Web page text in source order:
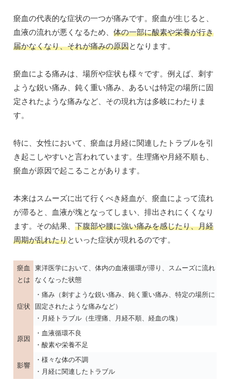
瘀血の代表的な症状の一つが痛みです。瘀血が生じると、
血液の流れが悪くなるため、 体の一部に酸素や栄養が行き
届かなくなり、それが痛みの原因となります。
瘀血による痛みは、場所や症状も様々です。例えば、刺す
ような鋭い痛み、鈍く重い痛み、あるいは特定の場所に固
定されたような痛みなど、その現れ方は多岐にわたりま
す。
特に、女性において、瘀血は月経に関連したトラブルを引
き起こしやすいと言われています。生理痛や月経不順も、
瘀血が原因で起こることがあります。
本来はスムーズに出て行くべき経血が、瘀血によって流れ
が滞ると、血液が塊となってしまい、排出されにくくなり
ます。その結果、 下腹部や腰に強い痛みを感じたり、月経
周期が乱れたりといった症状が現れるのです。
瘀血
とは
東洋医学において、体内の血液循環が滞り、スムーズに流れ
なくなった状態
症状
・痛み（刺すような鋭い痛み、鈍く重い痛み、特定の場所に
固定されたような痛みなど）
・月経トラブル（生理痛、月経不順、経血の塊）
原因
・血液循環不良
・酸素や栄養不足
影響
・様々な体の不調
・月経に関連したトラブル